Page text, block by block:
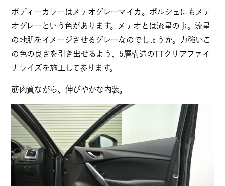
ボディーカラーはメテオグレーマイカ。ポルシェにもメテ
オグレーという色があります。メテオとは流星の事。流星
の地肌をイメージさせるグレーなのでしょうか。力強いこ
の色の良さを引き出せるよう、5層構造のTTクリアファイ
ナライズを施工して参ります。
筋肉質ながら、伸びやかな内装。